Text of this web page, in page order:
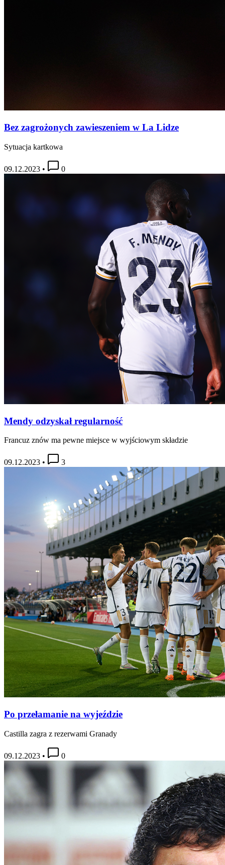
Bez zagrożonych zawieszeniem w La Lidze
Sytuacja kartkowa
09.12.2023 • 0
Mendy odzyskał regularność
Francuz znów ma pewne miejsce w wyjściowym składzie
09.12.2023 • 3
Po przełamanie na wyjeździe
Castilla zagra z rezerwami Granady
09.12.2023 • 0